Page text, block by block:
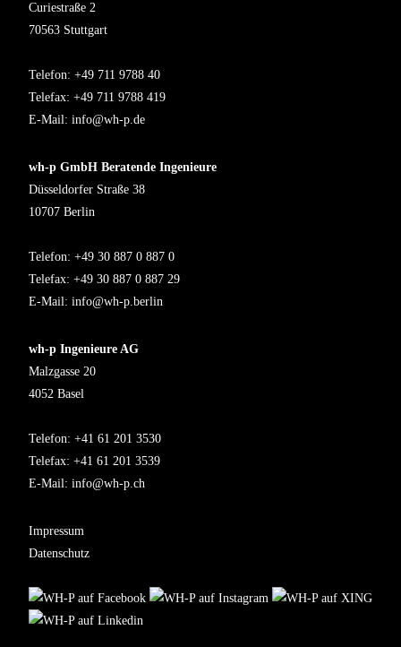
Curiestraße 2
70563 Stuttgart
Telefon: +49 711 9788 40
Telefax: +49 711 9788 419
E-Mail: info@wh-p.de
wh-p GmbH Beratende Ingenieure
Düsseldorfer Straße 38
10707 Berlin
Telefon: +49 30 887 0 887 0
Telefax: +49 30 887 0 887 29
E-Mail: info@wh-p.berlin
wh-p Ingenieure AG
Malzgasse 20
4052 Basel
Telefon: +41 61 201 3530
Telefax: +41 61 201 3539
E-Mail: info@wh-p.ch
Impressum
Datenschutz